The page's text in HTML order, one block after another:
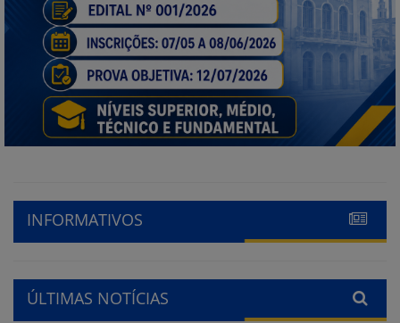
INFORMATIVOS
ÚLTIMAS NOTÍCIAS